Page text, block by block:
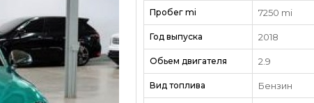
Пробег mi 7250 mi
Год выпуска 2018
Обьем двигателя 2.9
Вид топлива Бензин